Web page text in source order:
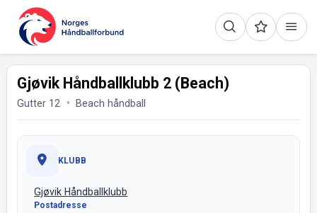
Gjøvik Håndballklubb 2 (Beach)
Gutter 12 Beach håndball
KLUBB
Gjøvik Håndballklubb
Postadresse